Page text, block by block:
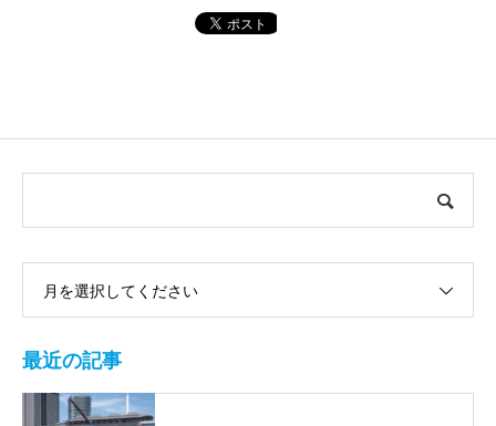
月を選択してください
最近の記事